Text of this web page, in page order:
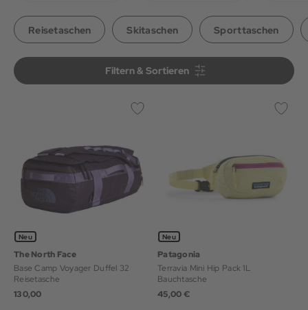
Reisetaschen Skitaschen Sporttaschen
Filtern & Sortieren
Filtern & Sortieren
Neu
The North Face
Base Camp Voyager Duffel 32
Reisetasche
130,00
Neu
Patagonia
Terravia Mini Hip Pack 1L
Bauchtasche
45,00 €